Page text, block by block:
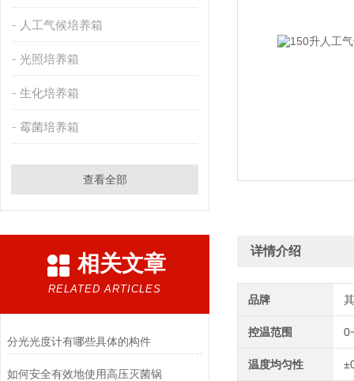
人工气候培养箱
光照培养箱
生化培养箱
霉菌培养箱
查看全部
相关文章
RELATED ARTICLES
分光光度计有哪些具体的构件
如何安全有效地使用高压灭菌锅
详情介绍
品牌
控温范围
温度均匀性